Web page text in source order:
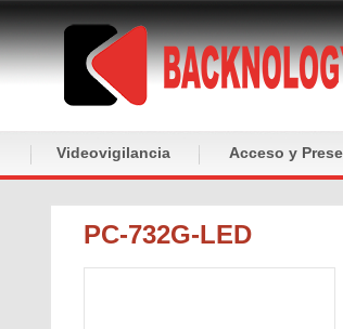
Videovigilancia Acceso y
PC-732G-LED